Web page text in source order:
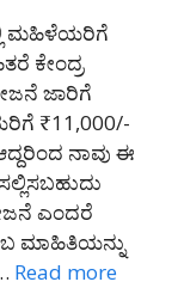
ಮಹಿಳೆಯರಿಗೆ
ಕೇಂದ್ರ
ಜಾರಿಗೆ
₹11,000/-
ನಾವು ಈ
ಎಂದರೆ
ಮಾಹಿತಿಯನ್ನು
Read more